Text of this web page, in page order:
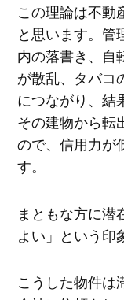
この理論は不動
と思います。管
内の落書き、自
が散乱、タバコ
につながり、結
その建物から転
ので、信用力が
す。
まともな方に潜
よい」という印
こうした物件は